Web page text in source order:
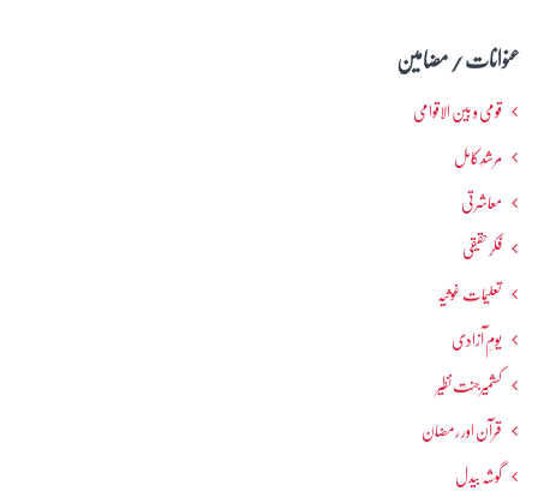
عنوانات / مضامین
قومی و بین الاقوامی
مرشدِ کامل
معاشرتی
فکرحقیقی
تعلیمات غوثیہ
یومِ آزادی
کشمیرجنت نظیر
قرآن اور رمضان
گوشہ بیدل